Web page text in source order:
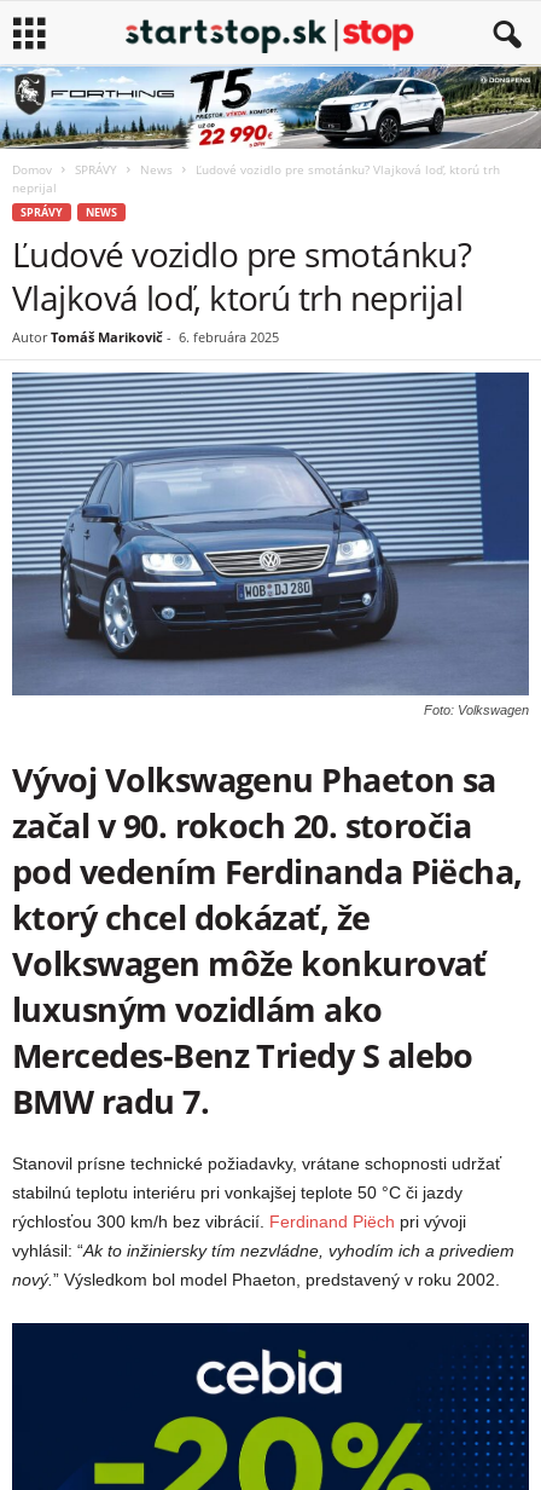
Domov SPRÁVY News
Ľudové vozidlo pre smotánku? Vlajková loď, ktorú trh
neprijal
SPRÁVY NEWS
Ľudové vozidlo pre smotánku?
Vlajková loď, ktorú trh neprijal
Autor Tomáš Marikovič - 6. februára 2025
Foto: Volkswagen
Vývoj Volkswagenu Phaeton sa
začal v 90. rokoch 20. storočia
pod vedením Ferdinanda Piëcha,
ktorý chcel dokázať, že
Volkswagen môže konkurovať
luxusným vozidlám ako
Mercedes-Benz Triedy S alebo
BMW radu 7.
Stanovil prísne technické požiadavky, vrátane schopnosti udržať
stabilnú teplotu interiéru pri vonkajšej teplote 50 °C či jazdy
rýchlosťou 300 km/h bez vibrácií. Ferdinand Piëch pri vývoji
vyhlásil: “Ak to inžiniersky tím nezvládne, vyhodím ich a privediem
nový.” Výsledkom bol model Phaeton, predstavený v roku 2002.